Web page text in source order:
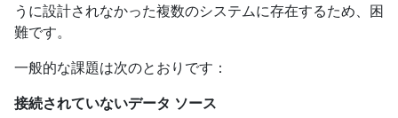
うに設計されなかった複数のシステムに存在するため、困
難です。
一般的な課題は次のとおりです：
接続されていないデータ ソース